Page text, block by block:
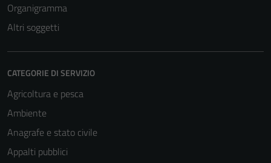
Organigramma
Altri soggetti
CATEGORIE DI SERVIZIO
Agricoltura e pesca
Ambiente
Anagrafe e stato civile
Appalti pubblici